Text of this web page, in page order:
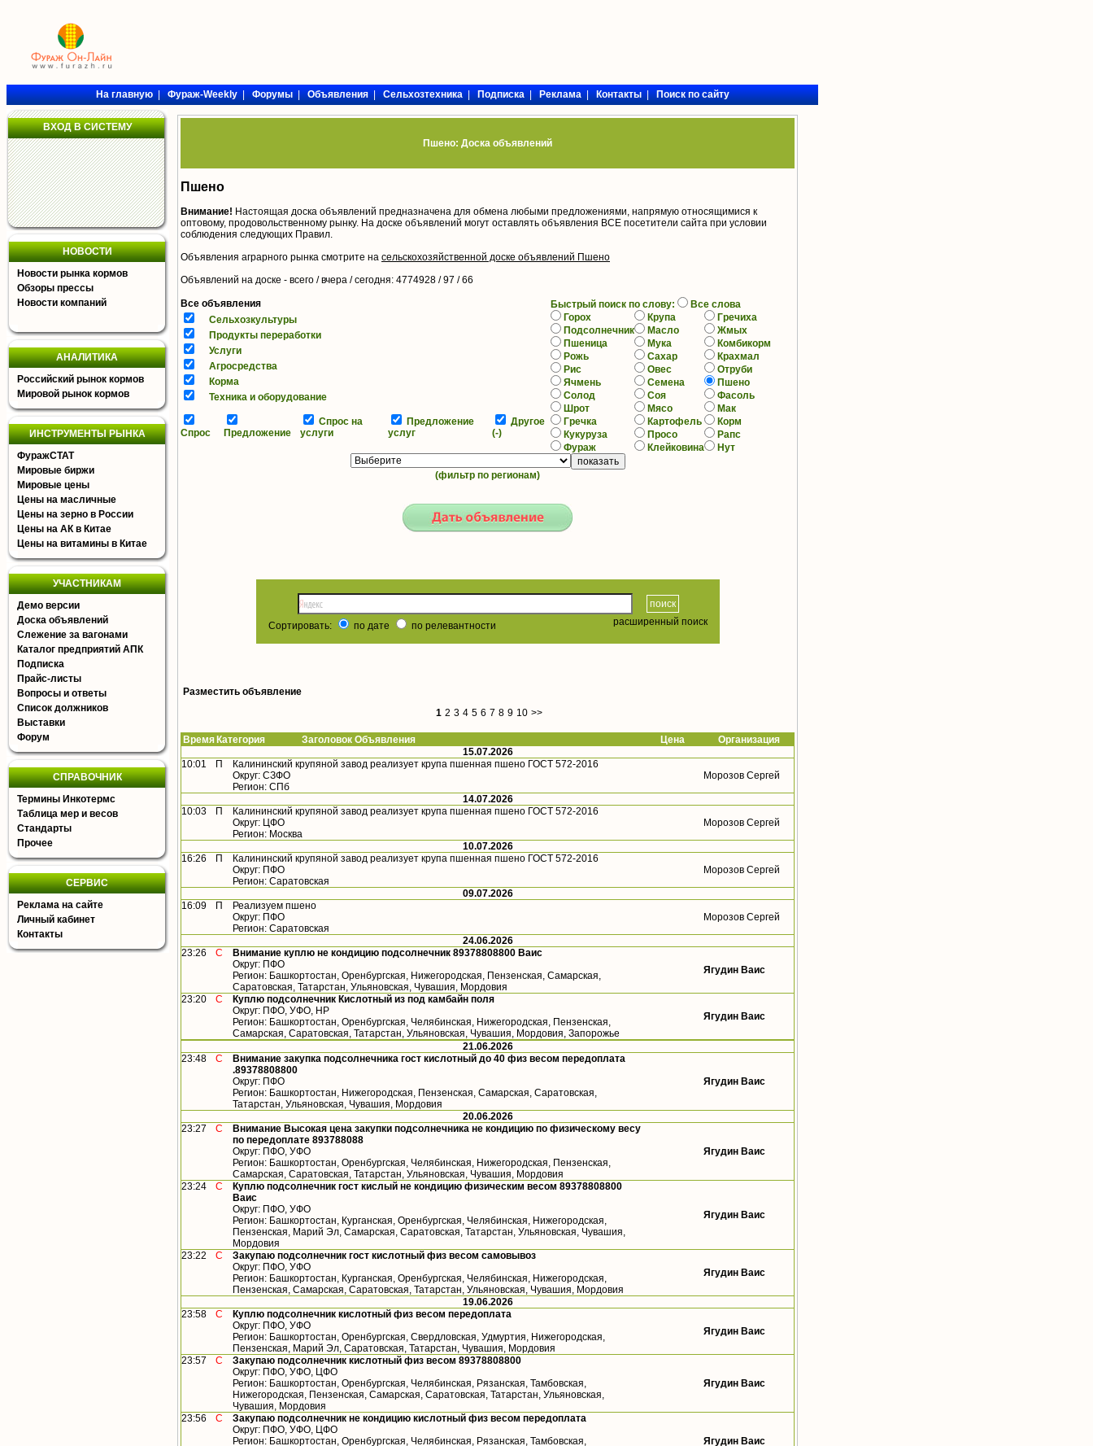
На главную|Фураж-Weekly|Форумы|Объявления|Сельхозтехника|Подписка|Реклама|Контакты|Поиск по сайту
ВХОД В СИСТЕМУ
НОВОСТИ
Новости рынка кормов
Обзоры прессы
Новости компаний
АНАЛИТИКА
Российский рынок кормов
Мировой рынок кормов
ИНСТРУМЕНТЫ РЫНКА
ФуражСТАТ
Мировые биржи
Мировые цены
Цены на масличные
Цены на зерно в России
Цены на АК в Китае
Цены на витамины в Китае
УЧАСТНИКАМ
Демо версии
Доска объявлений
Слежение за вагонами
Каталог предприятий АПК
Подписка
Прайс-листы
Вопросы и ответы
Список должников
Выставки
Форум
СПРАВОЧНИК
Термины Инкотермс
Таблица мер и весов
Стандарты
Прочее
СЕРВИС
Реклама на сайте
Личный кабинет
Контакты
Пшено: Доска объявлений
Пшено
Внимание! Настоящая доска объявлений предназначена для обмена любыми предложениями, напрямую относящимися к
оптовому, продовольственному рынку. На доске объявлений могут оставлять объявления ВСЕ посетители сайта при условии
соблюдения следующих Правил.
Объявления аграрного рынка смотрите на сельскохозяйственной доске объявлений Пшено
Объявлений на доске - всего / вчера /сегодня: 4774928 / 97 /66
Все объявления Быстрый поиск по слову:
Все слова
Сельхозкультуры
Продукты переработки
Услуги
Агросредства
Корма
Техника и оборудование
Горох Крупа
Гречиха
Подсолнечник
Масло
Жмых
Пшеница
Мука
Комбикорм
Рожь
Сахар
Крахмал
Рис
Овес
Отруби
Ячмень
Семена
Пшено
Солод
Соя
Фасоль
Шрот
Мясо
Мак
Гречка
Картофель
Корм
Кукуруза
Просо
Рапс
Фураж
Клейковина Нут
Спрос Предложение
Спрос на
услуги
Предложение
услуг
Другое
(-)
(фильтр по регионам)
Сортировать: по дате по релевантности расширенный поиск
Разместить объявление
1 2 3 4 5 6 7 8 9 10 >>
Время Категория Заголовок Объявления Цена
Организация
15.07.2026
10:01
П
Калининский крупяной завод реализует крупа пшенная пшено ГОСТ 572-2016
Округ: СЗФО
Регион: СПб
Морозов Сергей
14.07.2026
10:03
П
Калининский крупяной завод реализует крупа пшенная пшено ГОСТ 572-2016
Округ: ЦФО
Регион: Москва
Морозов Сергей
10.07.2026
16:26
П
Калининский крупяной завод реализует крупа пшенная пшено ГОСТ 572-2016
Округ: ПФО
Регион: Саратовская
Морозов Сергей
09.07.2026
16:09
П
Реализуем пшено
Округ: ПФО
Регион: Саратовская
Морозов Сергей
24.06.2026
23:26
С
Внимание куплю не кондицию подсолнечник 89378808800 Ваис
Округ: ПФО
Регион: Башкортостан, Оренбургская, Нижегородская, Пензенская, Самарская,
Саратовская, Татарстан, Ульяновская, Чувашия, Мордовия
Ягудин Ваис
23:20 С
Куплю подсолнечник Кислотный из под камбайн поля
Округ: ПФО, УФО, НР
Регион: Башкортостан, Оренбургская, Челябинская, Нижегородская, Пензенская,
Самарская, Саратовская, Татарстан, Ульяновская, Чувашия, Мордовия, Запорожье
Ягудин Ваис
21.06.2026
23:48
С
Внимание закупка подсолнечника гост кислотный до 40 физ весом передоплата
.89378808800
Округ: ПФО
Регион: Башкортостан, Нижегородская, Пензенская, Самарская, Саратовская,
Татарстан, Ульяновская, Чувашия, Мордовия
Ягудин Ваис
20.06.2026
23:27
С
Внимание Высокая цена закупки подсолнечника не кондицию по физическому весу
по передоплате 893788088
Округ: ПФО, УФО
Регион: Башкортостан, Оренбургская, Челябинская, Нижегородская, Пензенская,
Самарская, Саратовская, Татарстан, Ульяновская, Чувашия, Мордовия
Ягудин Ваис
23:24 С
Куплю подсолнечник гост кислый не кондицию физическим весом 89378808800
Ваис
Округ: ПФО, УФО
Регион: Башкортостан, Курганская, Оренбургская, Челябинская, Нижегородская,
Пензенская, Марий Эл, Самарская, Саратовская, Татарстан, Ульяновская, Чувашия,
Мордовия
Ягудин Ваис
23:22 С
Закупаю подсолнечник гост кислотный физ весом самовывоз
Округ: ПФО, УФО
Регион: Башкортостан, Курганская, Оренбургская, Челябинская, Нижегородская,
Пензенская, Самарская, Саратовская, Татарстан, Ульяновская, Чувашия, Мордовия
Ягудин Ваис
19.06.2026
23:58
С
Куплю подсолнечник кислотный физ весом передоплата
Округ: ПФО, УФО
Регион: Башкортостан, Оренбургская, Свердловская, Удмуртия, Нижегородская,
Пензенская, Марий Эл, Саратовская, Татарстан, Чувашия, Мордовия
Ягудин Ваис
23:57 С
Закупаю подсолнечник кислотный физ весом 89378808800
Округ: ПФО, УФО, ЦФО
Регион: Башкортостан, Оренбургская, Челябинская, Рязанская, Тамбовская,
Нижегородская, Пензенская, Самарская, Саратовская, Татарстан, Ульяновская,
Чувашия, Мордовия
Ягудин Ваис
23:56 С
Закупаю подсолнечник не кондицию кислотный физ весом передоплата
Округ: ПФО, УФО, ЦФО
Регион: Башкортостан, Оренбургская, Челябинская, Рязанская, Тамбовская,
Ягудин Ваис